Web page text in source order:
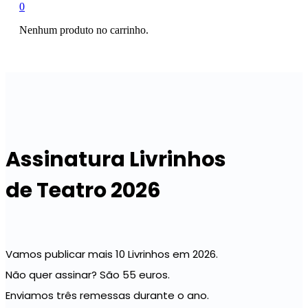
0
Nenhum produto no carrinho.
Assinatura Livrinhos
de Teatro 2026
Vamos publicar mais 10 Livrinhos em 2026.
Não quer assinar? São 55 euros.
Enviamos três remessas durante o ano.